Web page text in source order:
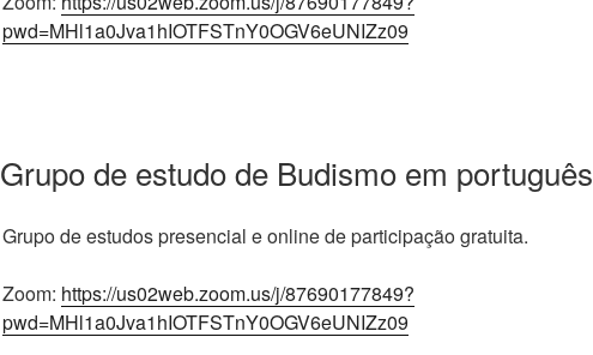
pwd=MHl1a0Jva1hIOTFSTnY0OGV6eUNIZz09
Grupo de estudo de Budismo em português
Grupo de estudos presencial e online de participação gratuita.
Zoom: https://us02web.zoom.us/j/87690177849?
pwd=MHl1a0Jva1hIOTFSTnY0OGV6eUNIZz09